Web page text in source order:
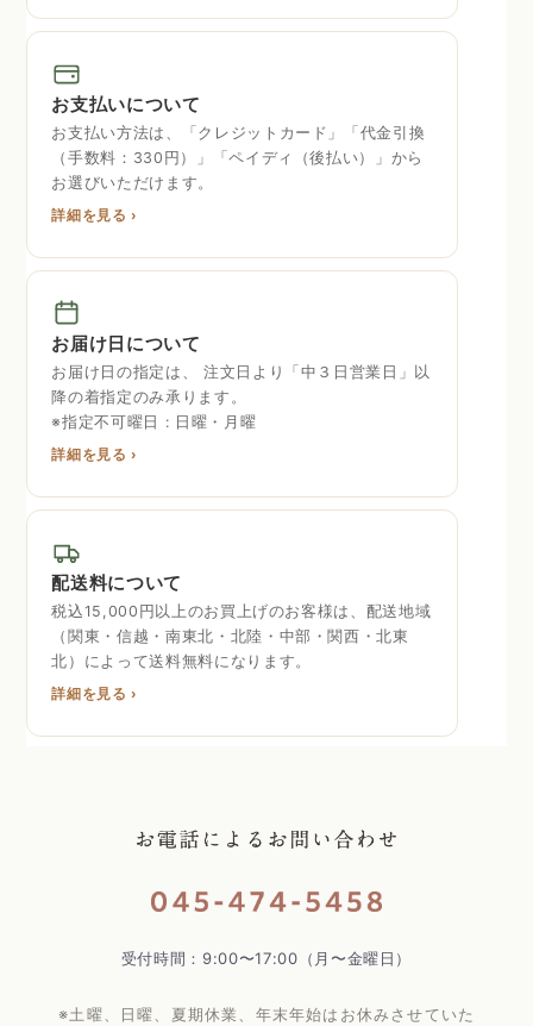
お支払いについて
お支払い方法は、「クレジットカード」「代金引換
（手数料：330円）」「ペイディ（後払い）」から
お選びいただけます。
詳細を見る ›
お届け日について
お届け日の指定は、 注文日より「中３日営業日」以
降の着指定のみ承ります。
※指定不可曜日 : 日曜・月曜
詳細を見る ›
配送料について
税込15,000円以上のお買上げのお客様は、配送地域
（関東・信越・南東北・北陸・中部・関西・北東
北）によって送料無料になります。
詳細を見る ›
受付時間：9:00〜17:00（月〜金曜日）
※土曜、日曜、夏期休業、年末年始はお休みさせていた